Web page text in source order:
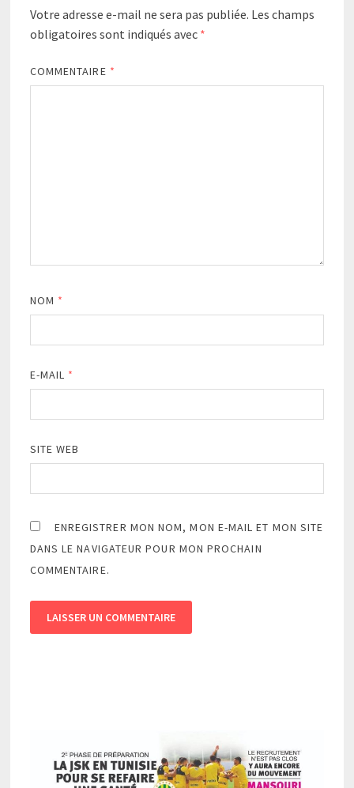
Votre adresse e-mail ne sera pas publiée. Les champs
obligatoires sont indiqués avec *
COMMENTAIRE *
NOM *
E-MAIL *
SITE WEB
ENREGISTRER MON NOM, MON E-MAIL ET MON SITE
DANS LE NAVIGATEUR POUR MON PROCHAIN
COMMENTAIRE.